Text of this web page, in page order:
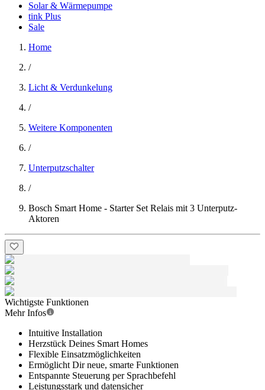
Solar & Wärmepumpe
tink Plus
Sale
Home
/
Licht & Verdunkelung
/
Weitere Komponenten
/
Unterputzschalter
/
Bosch Smart Home - Starter Set Relais mit 3 Unterputz-
Aktoren
Wichtigste Funktionen
Mehr Infos
Intuitive Installation
Herzstück Deines Smart Homes
Flexible Einsatzmöglichkeiten
Ermöglicht Dir neue, smarte Funktionen
Entspannte Steuerung per Sprachbefehl
Leistungsstark und datensicher